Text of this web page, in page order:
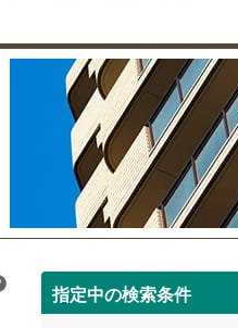
指定中の検索条件
川口市(423)
所沢市(105)
本庄市(7)
深谷市(5)
山形新幹線(0)
つくばエクスプレス(0)
東武野田線(0)
西武池袋線(0)
西武狭山線(0)
自転車置き場（ 4）
バイク置き場（3）
防犯カメラ（3）